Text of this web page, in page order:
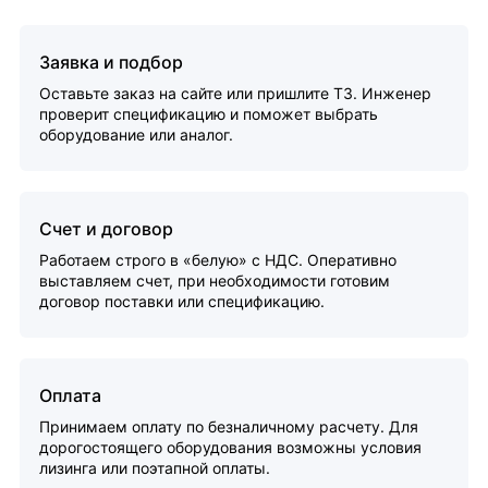
Заявка и подбор
Оставьте заказ на сайте или пришлите ТЗ. Инженер
проверит спецификацию и поможет выбрать
оборудование или аналог.
Счет и договор
Работаем строго в «белую» с НДС. Оперативно
выставляем счет, при необходимости готовим
договор поставки или спецификацию.
Оплата
Принимаем оплату по безналичному расчету. Для
дорогостоящего оборудования возможны условия
лизинга или поэтапной оплаты.